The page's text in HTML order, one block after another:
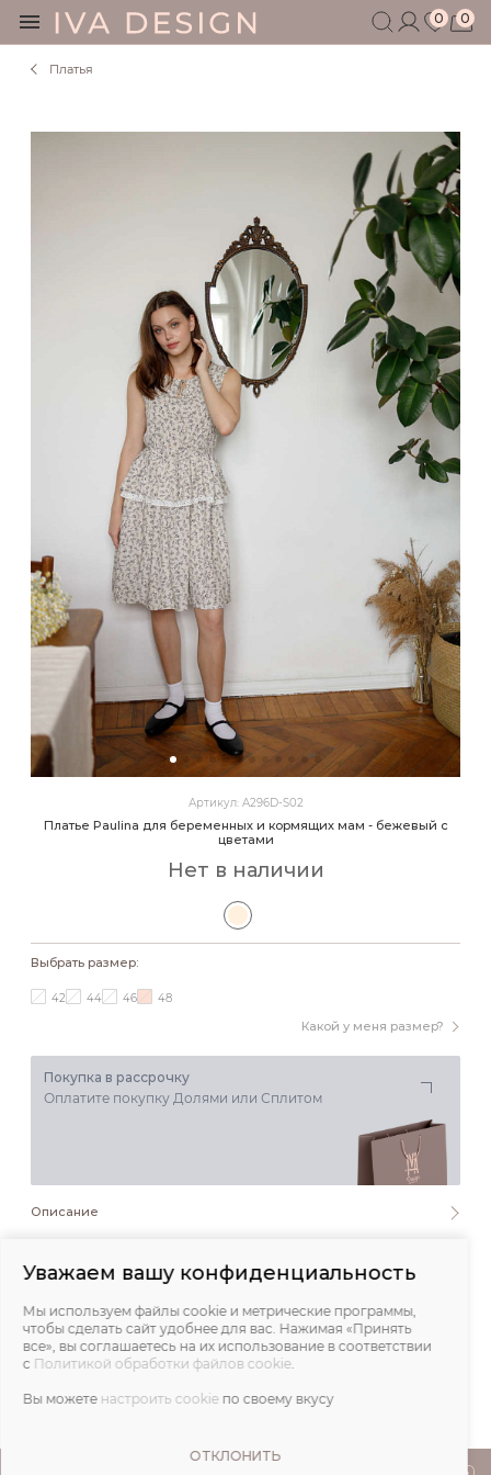
0 0
+7 495 401 6950
Платья
Артикул: A296D-S02
Платье Paulina для беременных и кормящих мам - бежевый с
цветами
Нет в наличии
Выбрать размер:
Какой у меня размер?
42 44 46 48
Покупка в рассрочку
Оплатите покупку Долями или Сплитом
Описание
Состав и уход
Обмеры
Уважаем вашу конфиденциальность
Мы используем файлы cookie и метрические программы,
чтобы сделать сайт удобнее для вас. Нажимая «Принять
все», вы соглашаетесь на их использование в соответствии
с Политикой обработки файлов cookie.
Вы можете настроить cookie по своему вкусу
ОТКЛОНИТЬ